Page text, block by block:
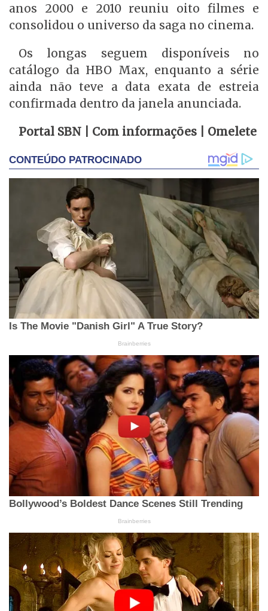
anos 2000 e 2010 reuniu oito filmes e
consolidou o universo da saga no cinema.
Os longas seguem disponíveis no
catálogo da HBO Max, enquanto a série
ainda não teve a data exata de estreia
confirmada dentro da janela anunciada.
Portal SBN | Com informações | Omelete